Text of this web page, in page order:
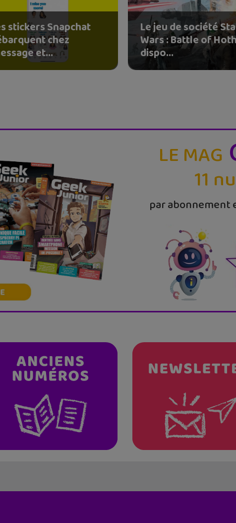
stickers Snapchat
chez
et...
Le jeu de société
Wars : Battle of
dispo...
LE MAG
11
par abonnement